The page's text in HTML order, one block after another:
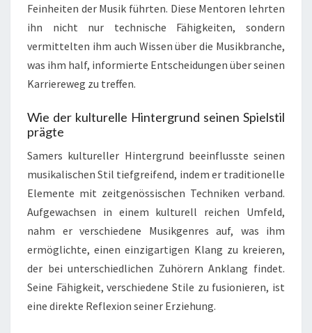
Feinheiten der Musik führten. Diese Mentoren lehrten
ihn nicht nur technische Fähigkeiten, sondern
vermittelten ihm auch Wissen über die Musikbranche,
was ihm half, informierte Entscheidungen über seinen
Karriereweg zu treffen.
Wie der kulturelle Hintergrund seinen Spielstil
prägte
Samers kultureller Hintergrund beeinflusste seinen
musikalischen Stil tiefgreifend, indem er traditionelle
Elemente mit zeitgenössischen Techniken verband.
Aufgewachsen in einem kulturell reichen Umfeld,
nahm er verschiedene Musikgenres auf, was ihm
ermöglichte, einen einzigartigen Klang zu kreieren,
der bei unterschiedlichen Zuhörern Anklang findet.
Seine Fähigkeit, verschiedene Stile zu fusionieren, ist
eine direkte Reflexion seiner Erziehung.